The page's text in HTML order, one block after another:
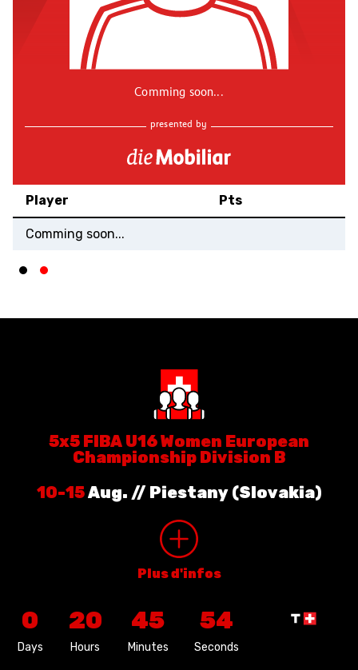
Comming soon...
presented by
Player Pts
Comming soon...
5x5 FIBA U16 Women European
Championship Division B
10-15Aug. // Piestany (Slovakia)
Plus d'infos
0
Days
20
Hours
45
Minutes
53
Seconds